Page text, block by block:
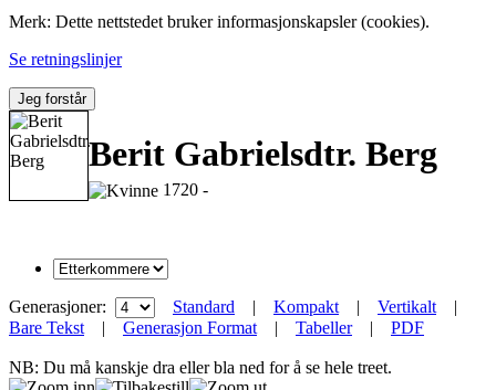
Merk: Dette nettstedet bruker informasjonskapsler (cookies).
Se retningslinjer
Jeg forstår
Berit Gabrielsdtr. Berg
1720 -
Generasjoner: Standard | Kompakt| Vertikalt|
Bare Tekst| Generasjon Format| Tabeller| PDF
NB: Du må kanskje dra eller bla ned for å se hele treet.